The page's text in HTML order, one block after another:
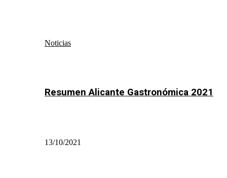
Noticias
Resumen Alicante Gastronómica 2021
13/10/2021